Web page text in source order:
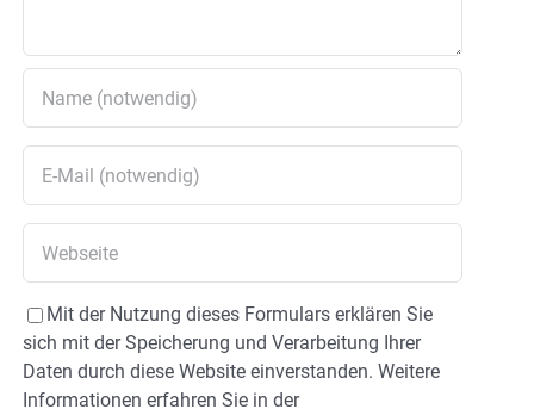
Mit der Nutzung dieses Formulars erklären Sie
sich mit der Speicherung und Verarbeitung Ihrer
Daten durch diese Website einverstanden. Weitere
Informationen erfahren Sie in der